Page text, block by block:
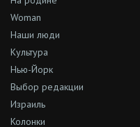
Woman
Наши люди
Культура
Нью-Йорк
Выбор редакции
Израиль
Колонки